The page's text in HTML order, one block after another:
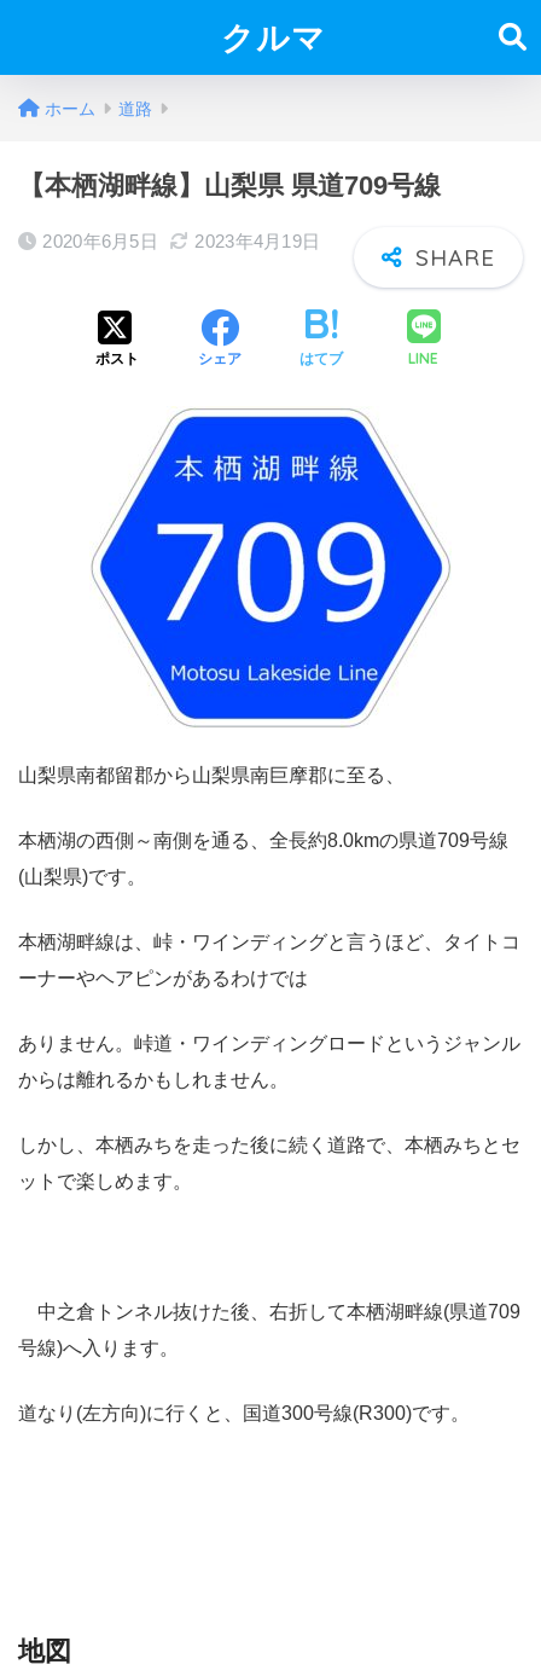
クルマ
ホーム 道路
【本栖湖畔線】山梨県 県道709号線
2020年6月5日 2023年4月19日
ポスト シェア はてブ LINE
山梨県南都留郡から山梨県南巨摩郡に至る、
本栖湖の西側～南側を通る、全長約8.0kmの県道709号線
(山梨県)です。
本栖湖畔線は、峠・ワインディングと言うほど、タイトコ
ーナーやヘアピンがあるわけでは
ありません。峠道・ワインディングロードというジャンル
からは離れるかもしれません。
しかし、本栖みちを走った後に続く道路で、本栖みちとセ
ットで楽しめます。
中之倉トンネル抜けた後、右折して本栖湖畔線(県道709
号線)へ入ります。
道なり(左方向)に行くと、国道300号線(R300)です。
地図